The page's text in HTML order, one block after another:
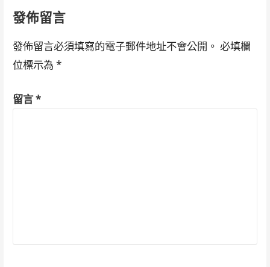
發佈留言
發佈留言必須填寫的電子郵件地址不會公開。 必填欄
位標示為 *
留言*